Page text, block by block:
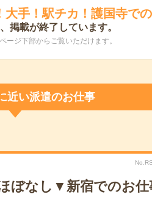
大手！駅チカ！護国寺で
掲載が終了しています。
ージ下部からご覧いただけます。
近い派遣のお仕事
ぼなし▼新宿でのお仕